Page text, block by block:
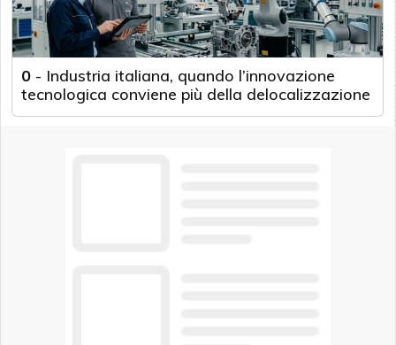
0 - Industria italiana, quando l’innovazione
tecnologica conviene più della delocalizzazione